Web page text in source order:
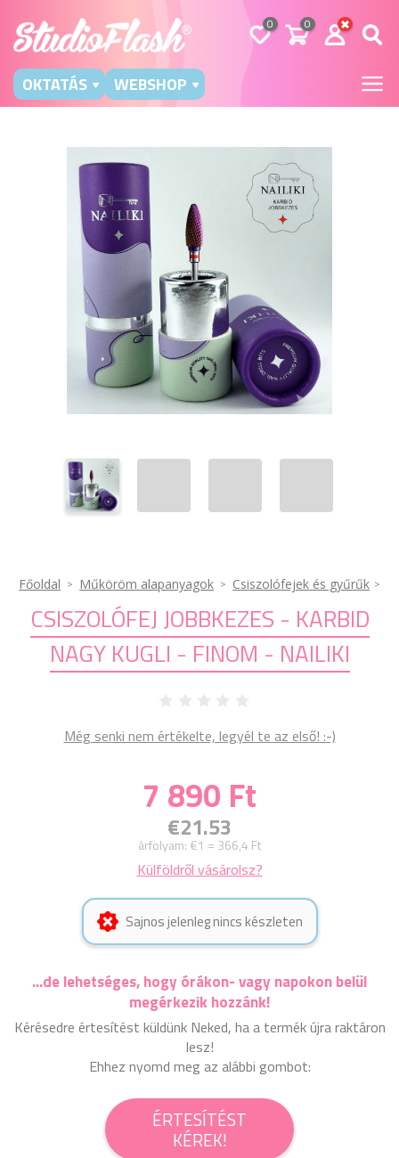
0 0
OKTATÁS WEBSHOP
Főoldal Műköröm alapanyagok Csiszolófejek és gyűrűk
CSISZOLÓFEJ JOBBKEZES - KARBID
NAGY KUGLI - FINOM - NAILIKI
Még senki nem értékelte, legyél te az első! :-)
7 890 Ft
€21.53
árfolyam: €1 = 366,4 Ft
Külföldről vásárolsz?
Sajnos jelenleg nincs készleten
...de lehetséges, hogy órákon- vagy napokon belül
megérkezik hozzánk!
Kérésedre értesítést küldünk Neked, ha a termék újra raktáron
lesz!
Ehhez nyomd meg az alábbi gombot:
ÉRTESÍTÉST
KÉREK!